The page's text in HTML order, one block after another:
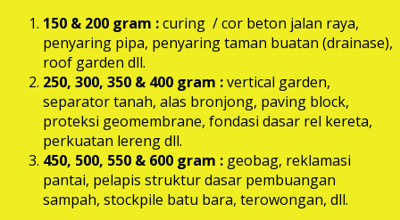
150 & 200 gram :curing / cor beton jalan raya,
penyaring pipa, penyaring taman buatan (drainase),
roof garden dll.
250, 300, 350 & 400 gram :vertical garden,
separator tanah, alas bronjong, paving block,
proteksi geomembrane, fondasi dasar rel kereta,
perkuatan lereng dll.
450, 500, 550 & 600 gram : geobag, reklamasi
pantai, pelapis struktur dasar pembuangan
sampah, stockpile batu bara, terowongan, dll.